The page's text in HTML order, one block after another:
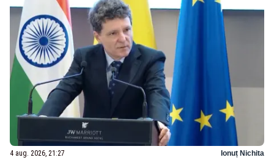
4 aug. 2026, 21:27 Ionuț Nichita